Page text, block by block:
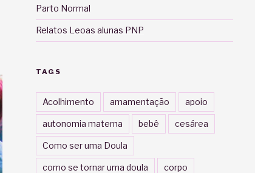
Parto Normal
Relatos Leoas alunas PNP
TAGS
Acolhimento amamentação apoio
autonomia materna bebê cesárea
Como ser uma Doula
como se tornar uma doula corpo